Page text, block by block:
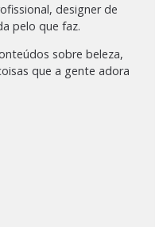
designer de
pelo que faz.
sobre beleza,
que a gente adora